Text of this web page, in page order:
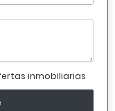
inmobiliarias